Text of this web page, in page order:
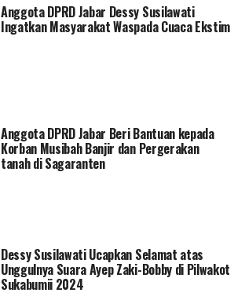
Anggota DPRD Jabar Dessy Susilawati
Ingatkan Masyarakat Waspada Cuaca Ekstim
Anggota DPRD Jabar Beri Bantuan kepada
Korban Musibah Banjir dan Pergerakan
tanah di Sagaranten
Dessy Susilawati Ucapkan Selamat atas
Unggulnya Suara Ayep Zaki-Bobby di Pilwakot
Sukabumii 2024